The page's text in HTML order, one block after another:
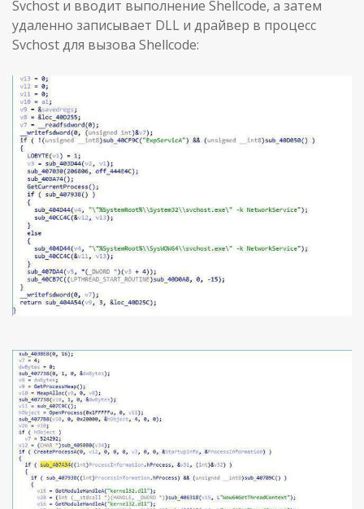
Svchost и вводит выполнение Shellcode, а затем
удаленно записывает DLL и драйвер в процесс
Svchost для вызова Shellcode: